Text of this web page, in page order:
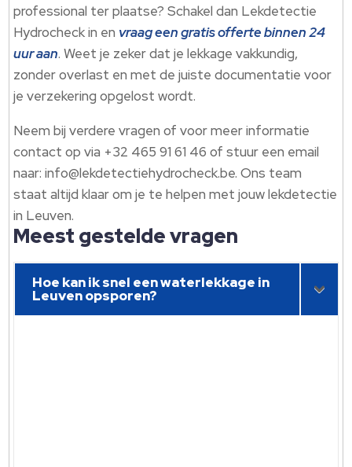
professional ter plaatse? Schakel dan Lekdetectie
Hydrocheck in en vraag een gratis offerte binnen 24
uur aan. Weet je zeker dat je lekkage vakkundig,
zonder overlast en met de juiste documentatie voor
je verzekering opgelost wordt.
Neem bij verdere vragen of voor meer informatie
contact op via +32 465 91 61 46 of stuur een email
naar: info@lekdetectiehydrocheck.be. Ons team
staat altijd klaar om je te helpen met jouw lekdetectie
in Leuven.
Meest gestelde vragen
Hoe kan ik snel een waterlekkage in
Leuven opsporen?